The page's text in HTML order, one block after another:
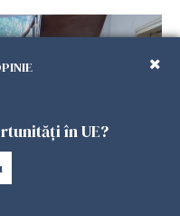
în UE?